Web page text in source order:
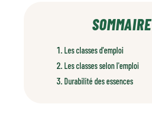
SOMMAIRE
Les classes d'emploi
Les classes selon l'emploi
Durabilité des essences